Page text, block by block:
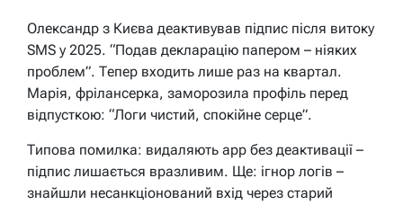
Олександр з Києва деактивував підпис після витоку
SMS у 2025. “Подав декларацію папером – ніяких
проблем”. Тепер входить лише раз на квартал.
Марія, фрілансерка, заморозила профіль перед
відпусткою: “Логи чистий, спокійне серце”.
Типова помилка: видаляють app без деактивації –
підпис лишається вразливим. Ще: ігнор логів –
знайшли несанкціонований вхід через старий